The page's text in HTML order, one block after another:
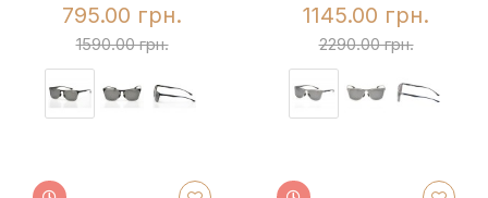
795.00 грн.
1590.00 грн.
1145.00 грн.
2290.00 грн.